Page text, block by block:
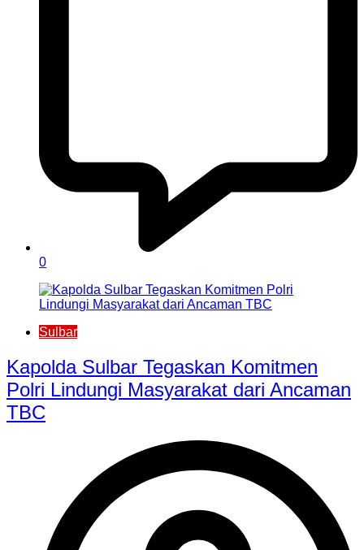
0
Sulbar
Kapolda Sulbar Tegaskan Komitmen
Polri Lindungi Masyarakat dari Ancaman
TBC